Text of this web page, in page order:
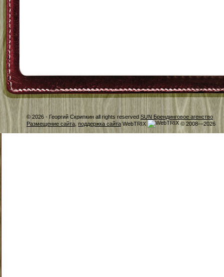
© 2026 - Георгий Скрипкин all rights reserved SUN Брендинговое агенство
Размещение сайта, поддержка сайта WebTRIX © 2008—2026